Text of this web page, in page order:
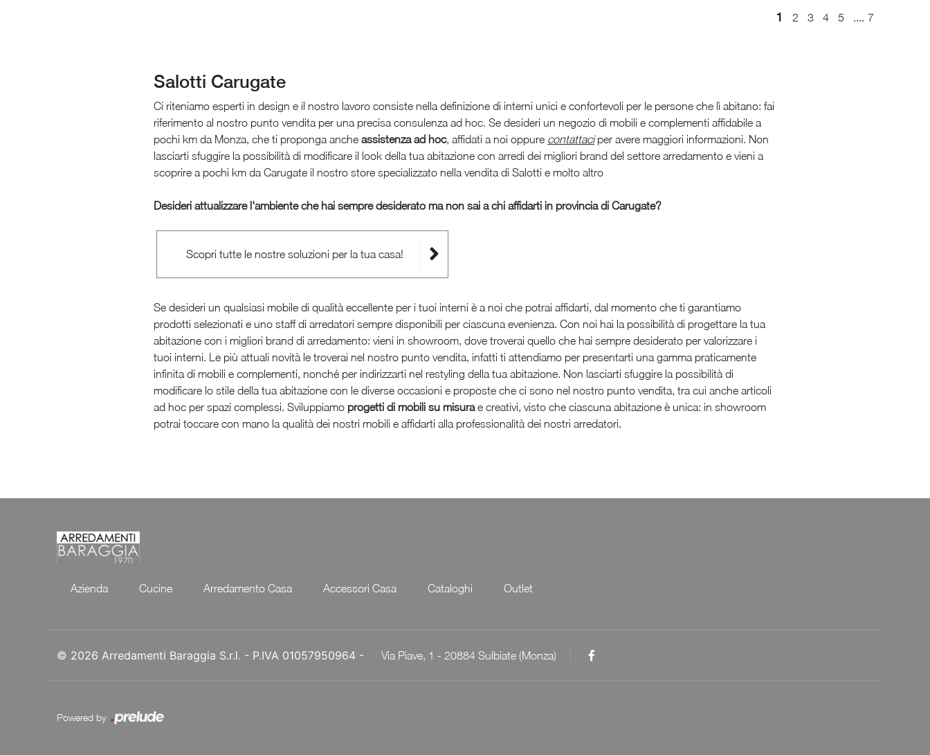
1 2 3 4 5 ....7
Salotti Carugate
Ci riteniamo esperti in design e il nostro lavoro consiste nella definizione di interni unici e confortevoli per le persone che lì abitano: fai
riferimento al nostro punto vendita per una precisa consulenza ad hoc. Se desideri un negozio di mobili e complementi affidabile a
pochi km da Monza, che ti proponga anche assistenza ad hoc, affidati a noi oppure contattaciper avere maggiori informazioni. Non
lasciarti sfuggire la possibilità di modificare il look della tua abitazione con arredi dei migliori brand del settore arredamento e vieni a
scoprire a pochi km da Carugate il nostro store specializzato nella vendita di Salotti e molto altro
Desideri attualizzare l'ambiente che hai sempre desiderato ma non sai a chi affidarti in provincia di Carugate?
Scopri tutte le nostre soluzioni per la tua casa!
Se desideri un qualsiasi mobile di qualità eccellente per i tuoi interni è a noi che potrai affidarti, dal momento che ti garantiamo
prodotti selezionati e uno staff di arredatori sempre disponibili per ciascuna evenienza. Con noi hai la possibilità di progettare la tua
abitazione con i migliori brand di arredamento: vieni in showroom, dove troverai quello che hai sempre desiderato per valorizzare i
tuoi interni. Le più attuali novità le troverai nel nostro punto vendita, infatti ti attendiamo per presentarti una gamma praticamente
infinita di mobili e complementi, nonché per indirizzarti nel restyling della tua abitazione. Non lasciarti sfuggire la possibilità di
modificare lo stile della tua abitazione con le diverse occasioni e proposte che ci sono nel nostro punto vendita, tra cui anche articoli
ad hoc per spazi complessi. Sviluppiamo progetti di mobili su misurae creativi, visto che ciascuna abitazione è unica: in showroom
potrai toccare con mano la qualità dei nostri mobili e affidarti alla professionalità dei nostri arredatori.
Azienda Cucine Arredamento Casa Accessori Casa Cataloghi Outlet
© 2026 Arredamenti Baraggia S.r.l. - P.IVA 01057950964 - Via Piave, 1 - 20884 Sulbiate (Monza)
Powered by